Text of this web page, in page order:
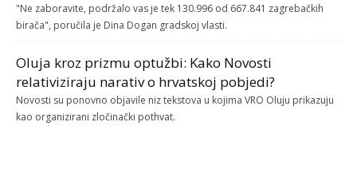
"Ne zaboravite, podržalo vas je tek 130.996 od 667.841 zagrebačkih
birača", poručila je Dina Dogan gradskoj vlasti.
Oluja kroz prizmu optužbi: Kako Novosti
relativiziraju narativ o hrvatskoj pobjedi?
Novosti su ponovno objavile niz tekstova u kojima VRO Oluju prikazuju
kao organizirani zločinački pothvat.